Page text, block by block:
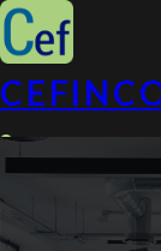
Calle 127#14-54 Of
(+57) 601 678 8504